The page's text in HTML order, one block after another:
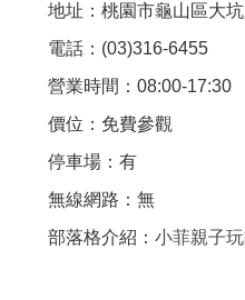
地址：桃園市龜山區大
電話：(03)316-6455
營業時間：08:00-17:30
價位：免費參觀
停車場：有
無線網路：無
部落格介紹： 小菲親子